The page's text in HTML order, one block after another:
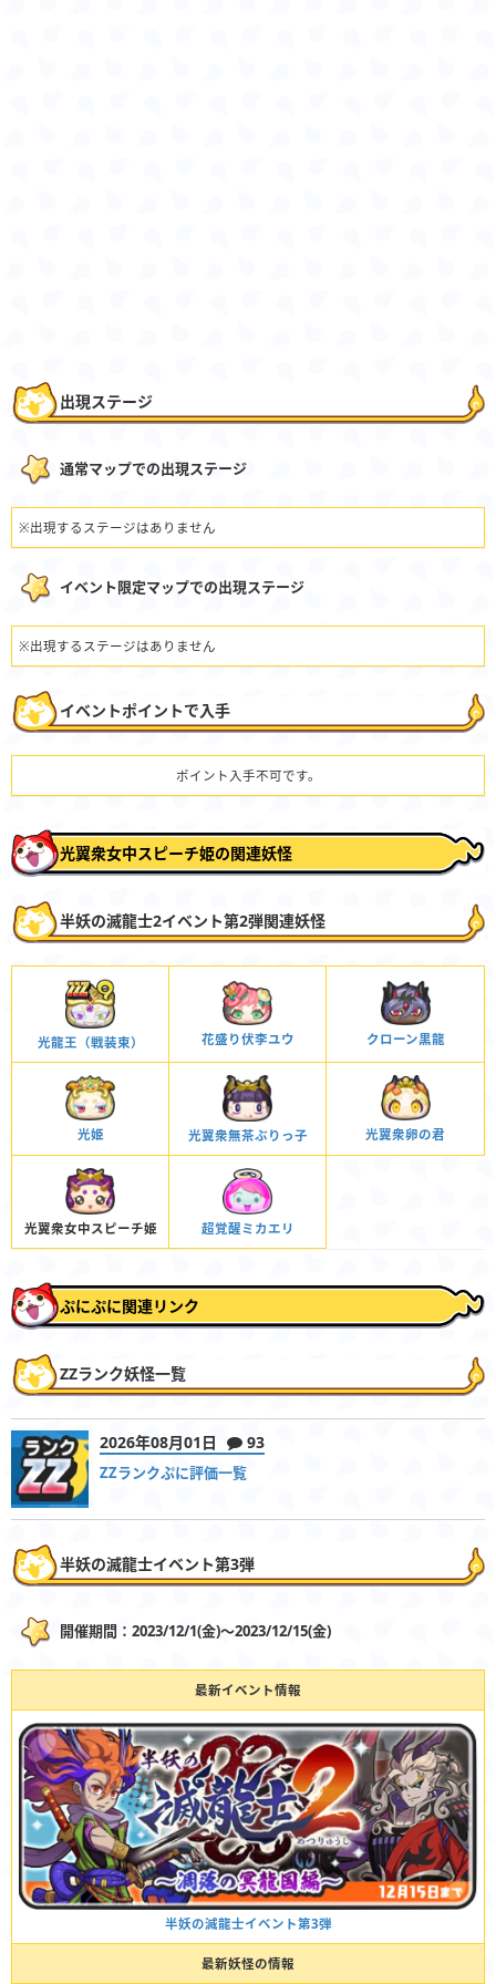
出現ステージ
通常マップでの出現ステージ
※出現するステージはありません
イベント限定マップでの出現ステージ
※出現するステージはありません
イベントポイントで入手
ポイント入手不可です。
光翼衆女中スピーチ姫の関連妖怪
半妖の滅龍士2イベント第2弾関連妖怪
光龍王（戦装束） 花盛り伏李ユウ クローン黒龍
光姫 光翼衆無茶ぶりっ子 光翼衆卵の君
光翼衆女中スピーチ姫 超覚醒ミカエリ
ぷにぷに関連リンク
ZZランク妖怪一覧
2026年08月01日 93
ZZランクぷに評価一覧
半妖の滅龍士イベント第3弾
開催期間：2023/12/1(金)〜2023/12/15(金)
最新イベント情報
半妖の滅龍士イベント第3弾
最新妖怪の情報